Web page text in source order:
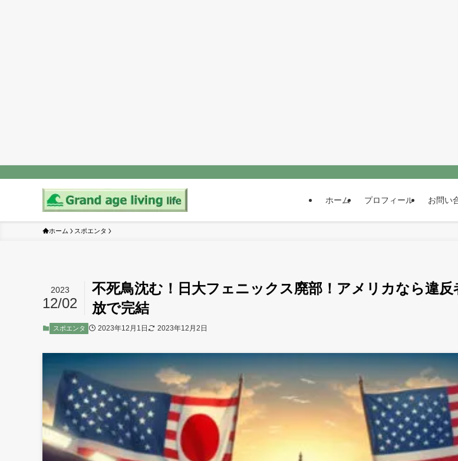
ホーム プロフィール お問い
ホーム スポエンタ
不死鳥沈む！日大フェニックス廃部！アメリカなら違反
放で完結
2023
12/02
スポエンタ 2023年12月1日 2023年12月2日